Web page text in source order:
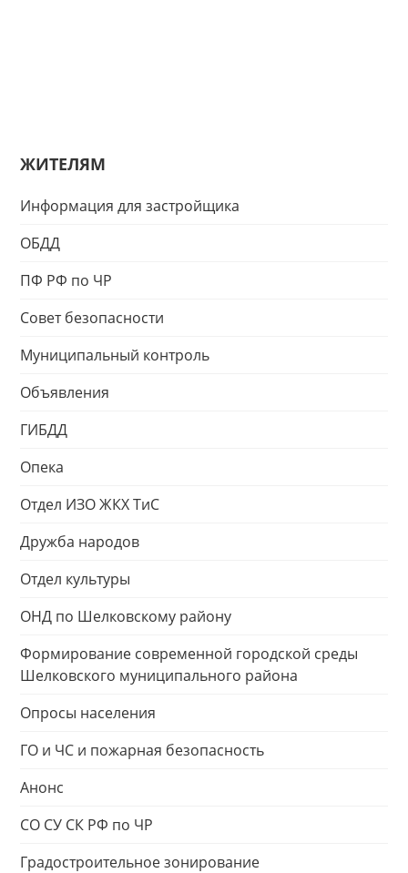
ЖИТЕЛЯМ
Информация для застройщика
ОБДД
ПФ РФ по ЧР
Совет безопасности
Муниципальный контроль
Объявления
ГИБДД
Опека
Отдел ИЗО ЖКХ ТиС
Дружба народов
Отдел культуры
ОНД по Шелковскому району
Формирование современной городской среды
Шелковского муниципального района
Опросы населения
ГО и ЧС и пожарная безопасность
Анонс
СО СУ СК РФ по ЧР
Градостроительное зонирование